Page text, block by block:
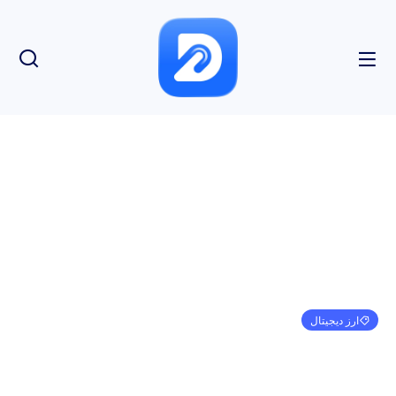
ارز دیجیتال